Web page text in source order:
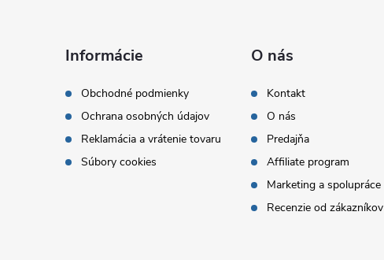
Informácie
Obchodné podmienky
Ochrana osobných údajov
Reklamácia a vrátenie tovaru
Súbory cookies
O nás
Kontakt
O nás
Predajňa
Affiliate program
Marketing a spolupráce
Recenzie od zákazníkov